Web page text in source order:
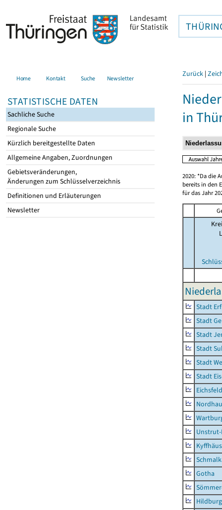
Home Kontakt Suche Newsletter
STATISTISCHE DATEN
Sachliche Suche
Regionale Suche
Kürzlich bereitgestellte Daten
Allgemeine Angaben, Zuordnungen
Gebietsveränderungen,
Änderungen zum Schlüsselverzeichnis
Definitionen und Erläuterungen
Newsletter
Zurück |
in
2020: *Da die
bereits in den
für das Jahr
Stadt
Stadt
Stadt
Stadt
Stadt
Stadt
Eichsfeld
Gotha